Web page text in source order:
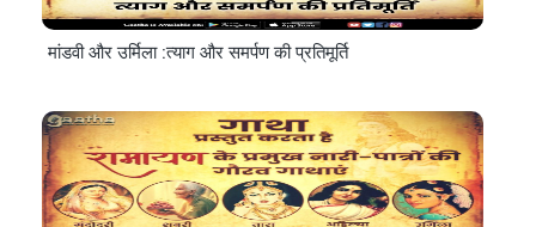
मांडवी और उर्मिला :त्याग और समर्पण की प्रतिमूर्ति